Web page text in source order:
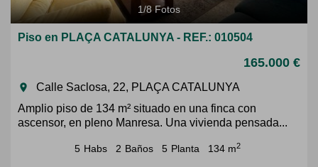
1/8Fotos
Piso en PLAÇA CATALUNYA - REF.: 010504
165.000 €
room
Calle Saclosa, 22, PLAÇA CATALUNYA
Amplio piso de 134 m² situado en una finca con
ascensor, en pleno Manresa. Una vivienda pensada...
5 Habs 2 Baños 5 Planta 134 m2